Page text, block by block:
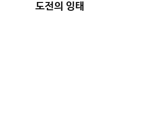
도전의 잉태